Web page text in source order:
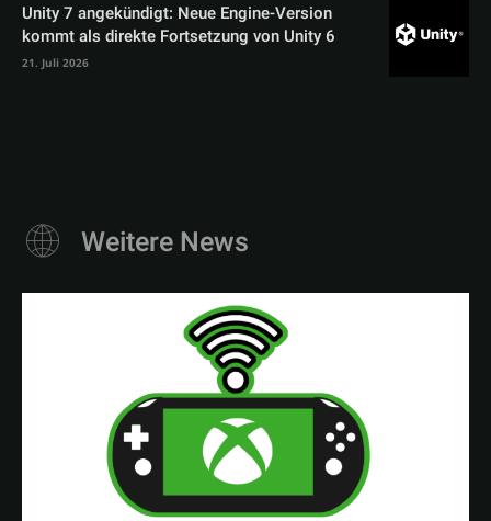
Unity 7 angekündigt: Neue Engine-Version
kommt als direkte Fortsetzung von Unity 6
21. Juli 2026
Weitere News